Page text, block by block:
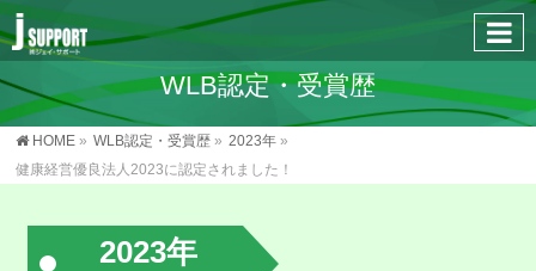
WLB認定・受賞歴
HOME » WLB認定・受賞歴 » 2023年 »
健康経営優良法人2023に認定されました！
2023年